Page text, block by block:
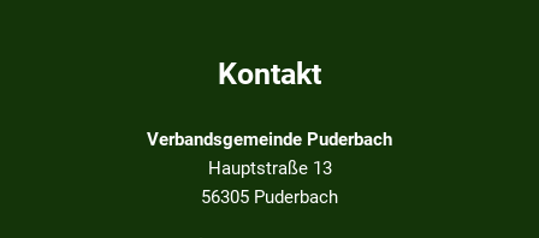
Kontakt
Verbandsgemeinde Puderbach
Hauptstraße 13
56305 Puderbach